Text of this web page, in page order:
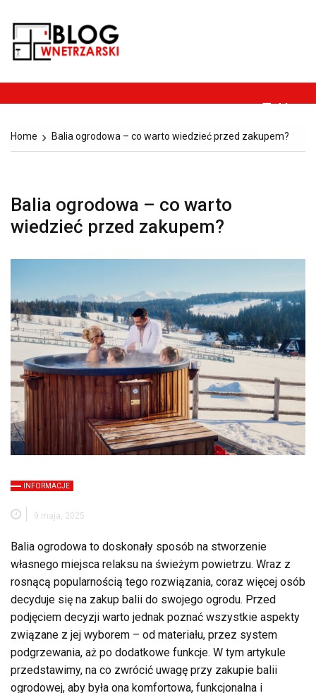
content
architektura.
Menu
Home Balia ogrodowa – co warto wiedzieć przed zakupem?
Balia ogrodowa – co warto
wiedzieć przed zakupem?
INFORMACJE
9 maja, 2025
Balia ogrodowa to doskonały sposób na stworzenie
własnego miejsca relaksu na świeżym powietrzu. Wraz z
rosnącą popularnością tego rozwiązania, coraz więcej osób
decyduje się na zakup balii do swojego ogrodu. Przed
podjęciem decyzji warto jednak poznać wszystkie aspekty
związane z jej wyborem – od materiału, przez system
podgrzewania, aż po dodatkowe funkcje. W tym artykule
przedstawimy, na co zwrócić uwagę przy zakupie balii
ogrodowej, aby była ona komfortowa, funkcjonalna i